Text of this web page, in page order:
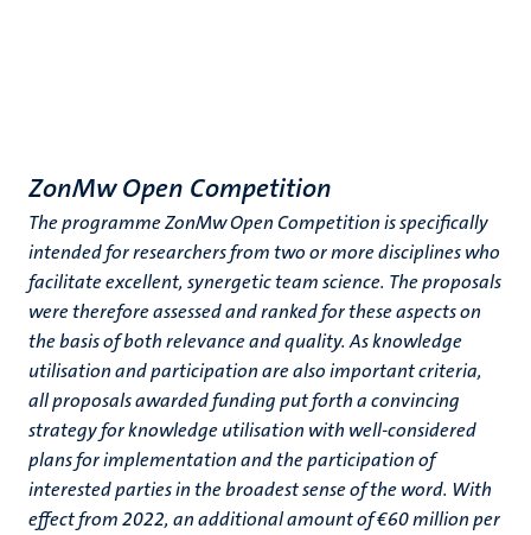
ZonMw Open Competition
The programme ZonMw Open Competition is specifically
intended for researchers from two or more disciplines who
facilitate excellent, synergetic team science. The proposals
were therefore assessed and ranked for these aspects on
the basis of both relevance and quality. As knowledge
utilisation and participation are also important criteria,
all proposals awarded funding put forth a convincing
strategy for knowledge utilisation with well-considered
plans for implementation and the participation of
interested parties in the broadest sense of the word. With
effect from 2022, an additional amount of €60 million per